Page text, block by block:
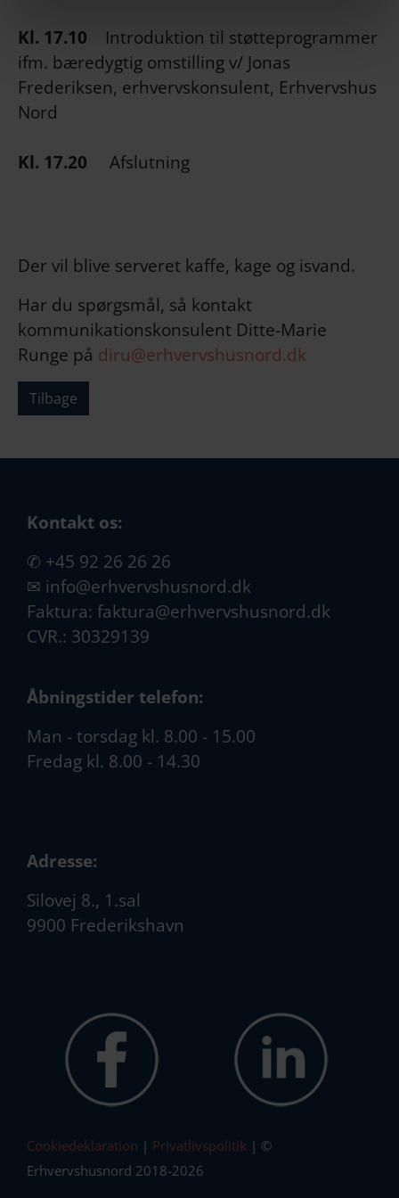
Kl. 17.10
Introduktion til støtteprogrammer
ifm. bæredygtig omstilling v/ Jonas
Frederiksen, erhvervskonsulent, Erhvervshus
Nord
Kl. 17.20 Afslutning
Der vil blive serveret kaffe, kage og isvand.
Har du spørgsmål, så kontakt
kommunikationskonsulent Ditte-Marie
Runge på diru@erhvervshusnord.dk
Tilbage
Kontakt os:
✆ +45 92 26 26 26
✉ info@erhvervshusnord.dk
Faktura: faktura@erhvervshusnord.dk
CVR.: 30329139
Åbningstider telefon:
Man - torsdag kl. 8.00 - 15.00
Fredag kl. 8.00 - 14.30
Adresse:
Silovej 8., 1.sal
9900 Frederikshavn
Cookiedeklaration | Privatlivspolitik | ©
Erhvervshusnord 2018-2026